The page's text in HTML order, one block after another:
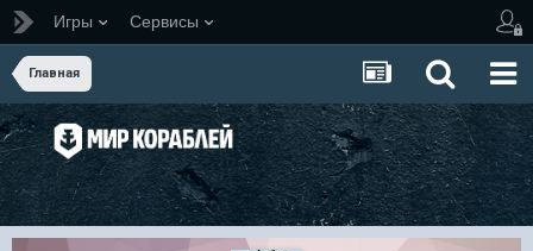
Игры Сервисы
Главная